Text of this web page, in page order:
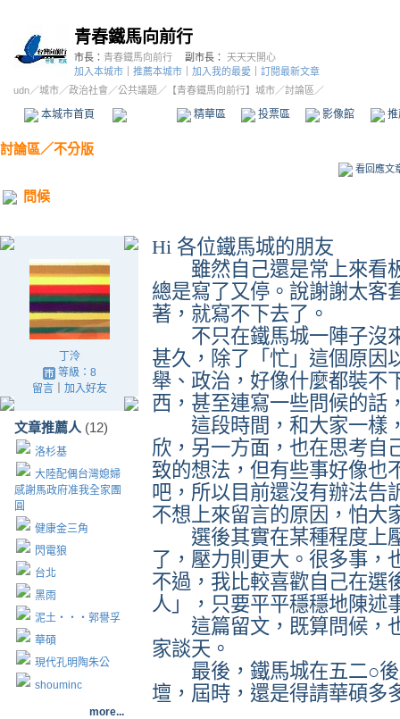
青春鐵馬向前行
市長： 青春鐵馬向前行 副市長： 天天天開心
加入本城市
推薦本城市 加入我的最愛
訂閱最新文章
udn／城市／政治社會 ／公共議題 ／ 【青春鐵馬向前行】城市／討論區／
本城市首頁 精華區 投票區 影像館
討論區／不分版
看回應文
問候
丁泠
等級：8
留言｜ 加入好友
文章推薦人 (12)
洛杉基
大陸配偶台灣媳婦
感謝馬政府准我全家團
圓
健康金三角
閃電狼
台北
黑雨
泥土‧‧‧郭譽孚
華碩
現代孔明陶朱公
shouminc
more...
Hi 各位鐵馬城的朋友
雖然自己還是常上來看
總是寫了又停。說謝謝太客
著，就寫不下去了。
不只在鐵馬城一陣子沒
甚久，除了「忙」這個原因
舉、政治，好像什麼都裝不
西，甚至連寫一些問候的話
這段時間，和大家一樣
欣，另一方面，也在思考自
致的想法，但有些事好像也
吧，所以目前還沒有辦法告
不想上來留言的原因，怕大
選後其實在某種程度上
了，壓力則更大。很多事，
不過，我比較喜歡自己在選
人」，只要平平穩穩地陳述
這篇留文，既算問候，
家談天。
最後，鐵馬城在五二○後
壇，屆時，還是得請華碩多